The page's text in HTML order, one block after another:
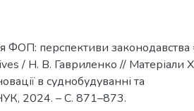
перспективи законодавства
/ Н. В. Гавриленко // Матеріали
в суднобудуванні та
2024. – С. 871–873.